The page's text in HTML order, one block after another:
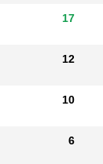
17
12
10
6